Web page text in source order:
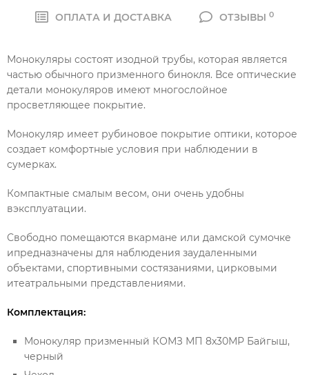
ОПЛАТА И ДОСТАВКА
ОТЗЫВЫ 0
Монокуляры состоят изодной трубы, которая является
частью обычного призменного бинокля. Все оптические
детали монокуляров имеют многослойное
просветляющее покрытие.
Монокуляр имеет рубиновое покрытие оптики, которое
создает комфортные условия при наблюдении в
сумерках.
Компактные смалым весом, они очень удобны
вэксплуатации.
Свободно помещаются вкармане или дамской сумочке
ипредназначены для наблюдения заудаленными
объектами, спортивными состязаниями, цирковыми
итеатральными представлениями.
Комплектация:
Монокуляр призменный КОМЗ МП 8x30МР Байгыш,
черный